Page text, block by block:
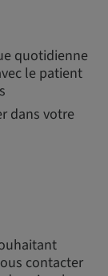
quotidienne
le patient
dans votre
contacter